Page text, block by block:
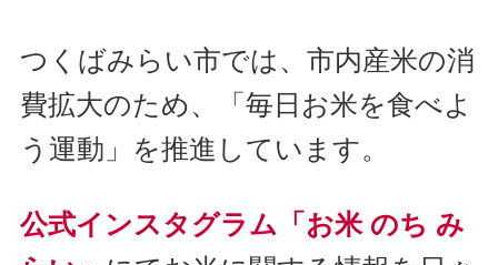
つくばみらい市では、市内産米の消
費拡大のため、「毎日お米を食べよ
う運動」を推進しています。
公式インスタグラム「お米 のち み